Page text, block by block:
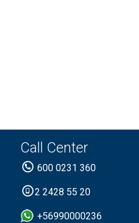
Call Center
600 0231 360
2 2428 55 20
+56990000236